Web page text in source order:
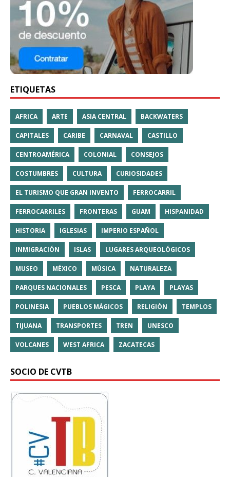
ETIQUETAS
AFRICA ARTE ASIA CENTRAL BACKWATERS
CAPITALES CARIBE CARNAVAL CASTILLO
CENTROAMÉRICA COLONIAL CONSEJOS
COSTUMBRES CULTURA CURIOSIDADES
EL TURISMO QUE GRAN INVENTO FERROCARRIL
FERROCARRILES FRONTERAS GUAM HISPANIDAD
HISTORIA IGLESIAS IMPERIO ESPAÑOL
INMIGRACIÓN ISLAS LUGARES ARQUEOLÓGICOS
MUSEO MÉXICO MÚSICA NATURALEZA
PARQUES NACIONALES PESCA PLAYA PLAYAS
POLINESIA PUEBLOS MÁGICOS RELIGIÓN TEMPLOS
TIJUANA TRANSPORTES TREN UNESCO
VOLCANES WEST AFRICA ZACATECAS
SOCIO DE CVTB